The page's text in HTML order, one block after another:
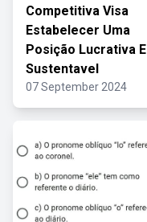
Competitiva Visa
Estabelecer Uma
Posição Lucrativa E
Sustentavel
07 September 2024